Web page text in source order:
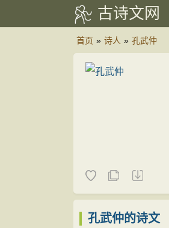
古诗文网
首页 » 诗人 » 孔武仲
孔武仲的诗文